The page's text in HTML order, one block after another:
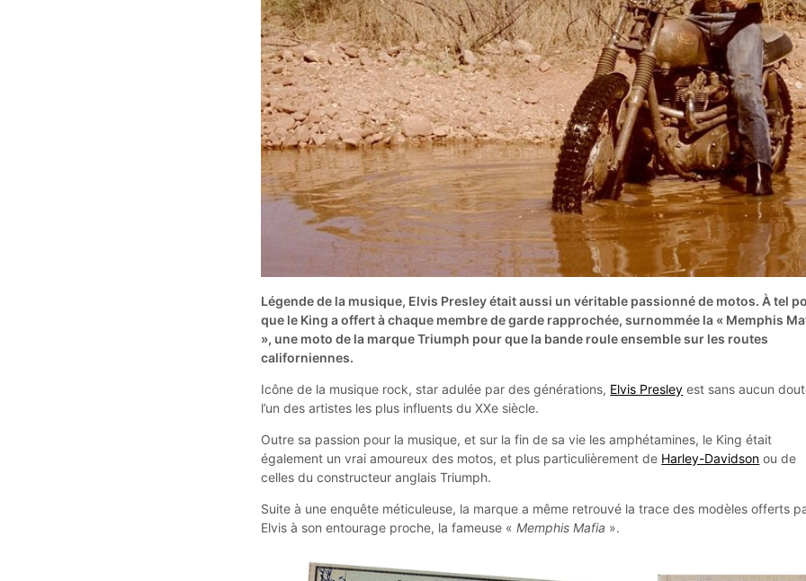
Légende de la musique, Elvis Presley était aussi un véritable passionné de motos. À tel
que le King a offert à chaque membre de garde rapprochée, surnommée la « Memphis
», une moto de la marque Triumph pour que la bande roule ensemble sur les routes
californiennes.
Icône de la musique rock, star adulée par des générations, Elvis Presley est sans aucun
l’un des artistes les plus influents du XXe siècle.
Outre sa passion pour la musique, et sur la fin de sa vie les amphétamines, le King était
également un vrai amoureux des motos, et plus particulièrement de Harley-Davidson ou de
celles du constructeur anglais Triumph.
Suite à une enquête méticuleuse, la marque a même retrouvé la trace des modèles offerts
Elvis à son entourage proche, la fameuse «Memphis Mafia ».